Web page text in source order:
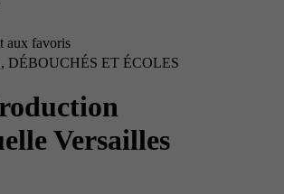
aux favoris
DÉBOUCHÉS ET ÉCOLES
Versailles